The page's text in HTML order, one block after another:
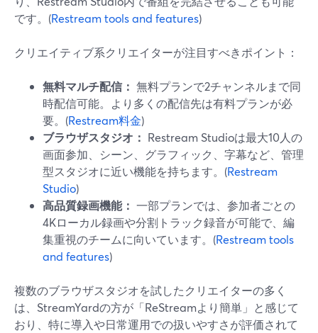
です。(Restream tools and features)
クリエイティブ系クリエイターが注目すべきポイント：
無料マルチ配信： 無料プランで2チャンネルまで同
時配信可能。より多くの配信先は有料プランが必
要。(Restream料金)
ブラウザスタジオ： Restream Studioは最大10人の
画面参加、シーン、グラフィック、字幕など、管理
型スタジオに近い機能を持ちます。(Restream
Studio)
高品質録画機能： 一部プランでは、参加者ごとの
4Kローカル録画や分割トラック録音が可能で、編
集重視のチームに向いています。(Restream tools
and features)
複数のブラウザスタジオを試したクリエイターの多く
は、StreamYardの方が「ReStreamより簡単」と感じて
おり、特に導入や日常運用での扱いやすさが評価されて